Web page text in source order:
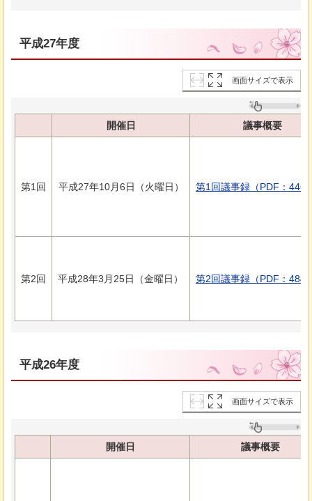
平成27年度
画面サイズで表示
開催日 議事概要
第1回 平成27年10月6日（火曜日） 第1回議事録（PDF：
第2回 平成28年3月25日（金曜日） 第2回議事録（PDF：
平成26年度
画面サイズで表示
開催日 議事概要